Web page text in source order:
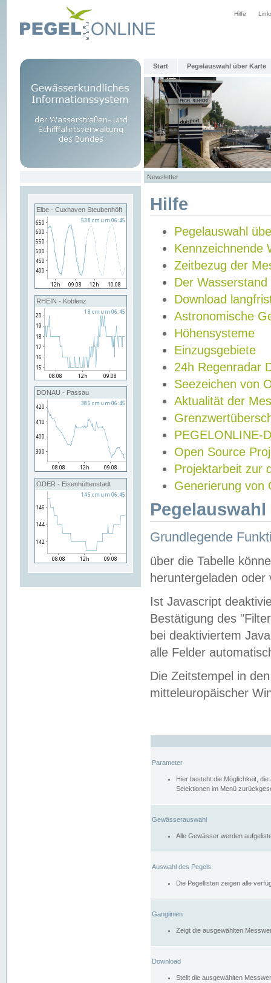
Hilfe
Start Pegelauswahl über Karte
Newsletter
Elbe - Cuxhaven Steubenhöft
RHEIN - Koblenz
DONAU - Passau
ODER - Eisenhüttenstadt
Hilfe
Pegelauswahl
Kennzeichnende
Zeitbezug der
Der Wasserstand
Download
Astronomische
Höhensysteme
Einzugsgebiete
24h Regenradar
Seezeichen von
Aktualität der
PEGELONLINE-
Open Source
Projektarbeit zur
Generierung von
Grundlegende
über die Tabelle
heruntergeladen oder
Ist Javascript
Bestätigung des
bei deaktiviertem
alle Felder
Die Zeitstempel in
mitteleuropäischer
Parameter
Hier besteht die Möglichkeit,
Selektionen im Menü
Gewässerauswahl
Alle Gewässer werden
Auswahl des Pegels
Die Pegellisten zeigen alle
Ganglinien
Zeigt die ausgewählten
Download
Stellt die ausgewählten